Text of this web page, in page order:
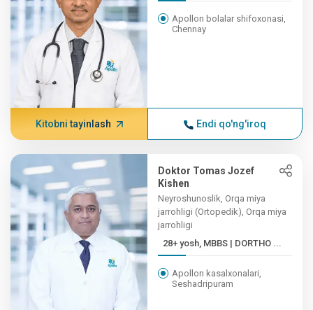
Apollon bolalar shifoxonasi,
Chennay
Kitobni tayinlash Endi qo'ng'iroq
Doktor Tomas Jozef
Kishen
Neyroshunoslik, Orqa miya
jarrohligi (Ortopedik), Orqa miya
jarrohligi
28+ yosh, MBBS | DORTHO ...
Apollon kasalxonalari,
Seshadripuram